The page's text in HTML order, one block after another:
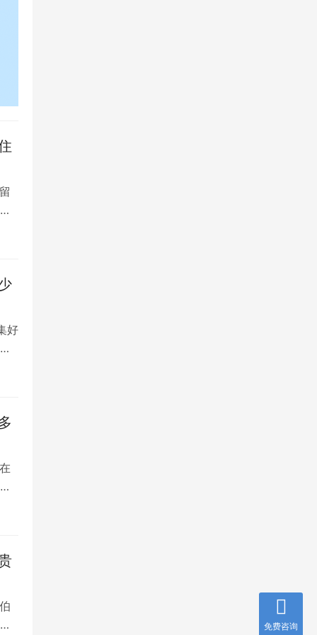
好
免费咨询